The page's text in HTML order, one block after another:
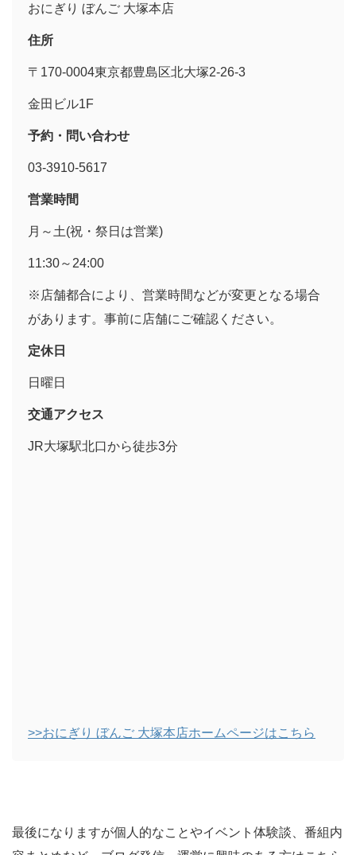
おにぎり ぼんご 大塚本店
住所
〒170-0004東京都豊島区北大塚2-26-3
金田ビル1F
予約・問い合わせ
03-3910-5617
営業時間
月～土(祝・祭日は営業)
11:30～24:00
※店舗都合により、営業時間などが変更となる場合
があります。事前に店舗にご確認ください。
定休日
日曜日
交通アクセス
JR大塚駅北口から徒歩3分
>>おにぎり ぼんご 大塚本店ホームページはこちら
最後になりますが個人的なことやイベント体験談、番組内